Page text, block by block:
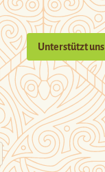
Unterstützt uns